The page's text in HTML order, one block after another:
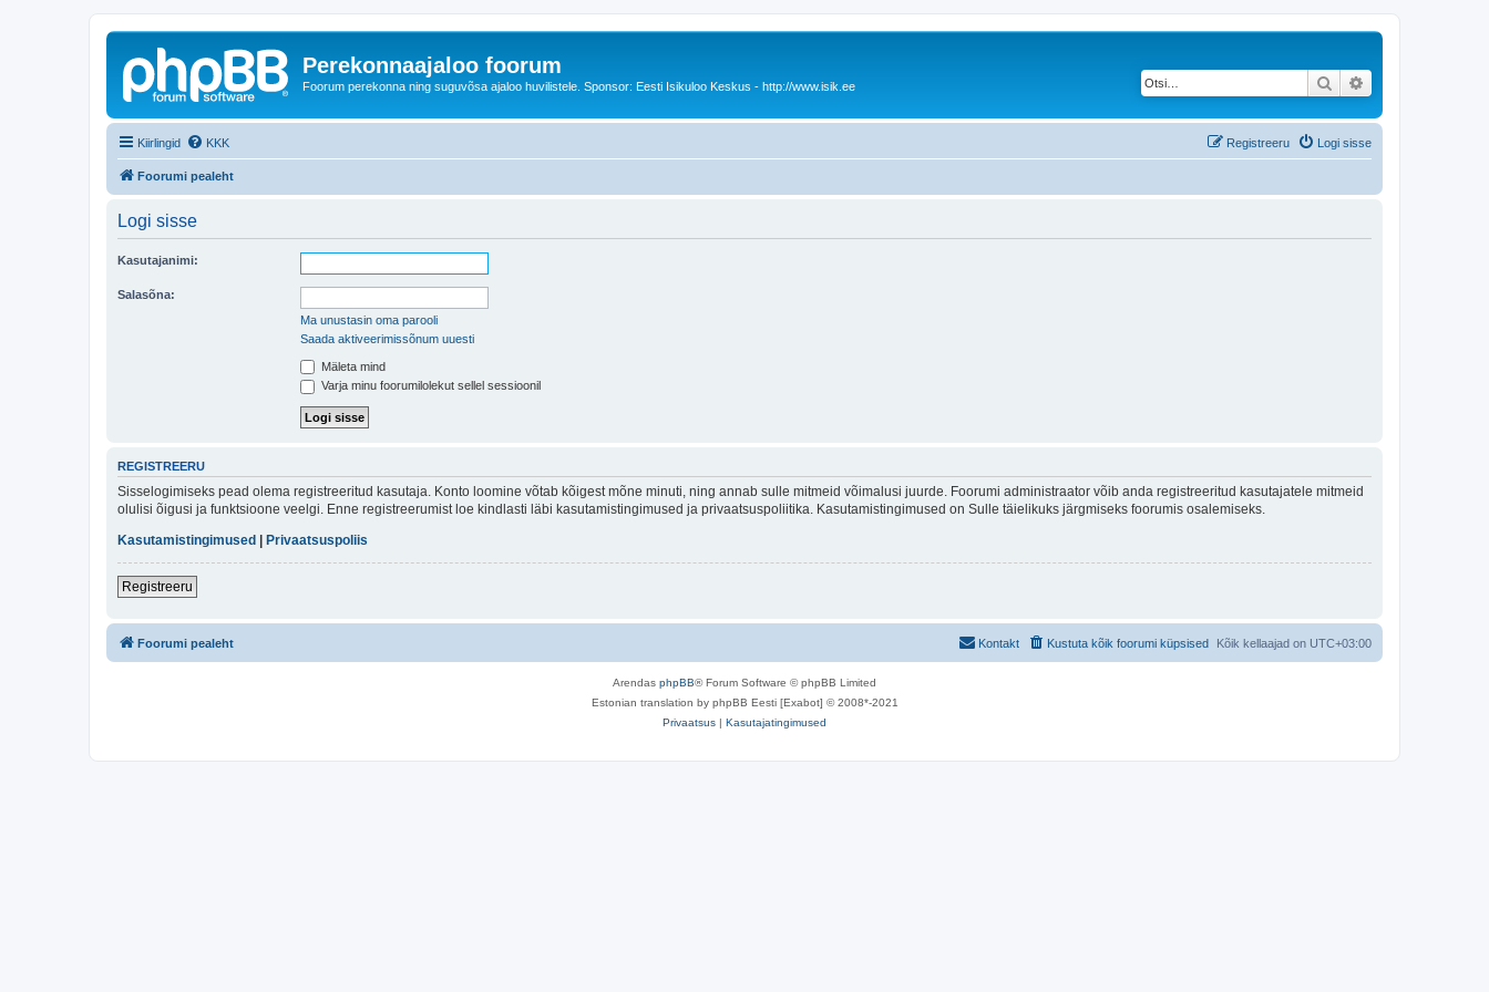
Perekonnaajaloo foorum
Foorum perekonna ning suguvõsa ajaloo huvilistele. Sponsor: Eesti Isikuloo Keskus - http://www.isik.ee Otsi
Kiirlingid KKK Logi sisse
Registreeru
Foorumi pealeht
Logi sisse
Kasutajanimi:
Salasõna:
Ma unustasin oma parooli
Saada aktiveerimissõnum uuesti
Mäleta mind
Varja minu foorumilolekut sellel sessioonil
REGISTREERU
Sisselogimiseks pead olema registreeritud kasutaja. Konto loomine võtab kõigest mõne minuti, ning annab sulle mitmeid võimalusi juurde. Foorumi administraator võib anda registreeritud kasutajatele mitmeid
olulisi õigusi ja funktsioone veelgi. Enne registreerumist loe kindlasti läbi kasutamistingimused ja privaatsuspoliitika. Kasutamistingimused on Sulle täielikuks järgmiseks foorumis osalemiseks.
Kasutamistingimused
Privaatsuspoliis
Registreeru
Foorumi pealeht Kõik kellaajad on UTC+03:00
Kustuta kõik foorumi küpsised
Kontakt
Arendas phpBB® Forum Software © phpBB Limited
Estonian translation by phpBB Eesti [Exabot] © 2008*-2021
Privaatsus | Kasutajatingimused